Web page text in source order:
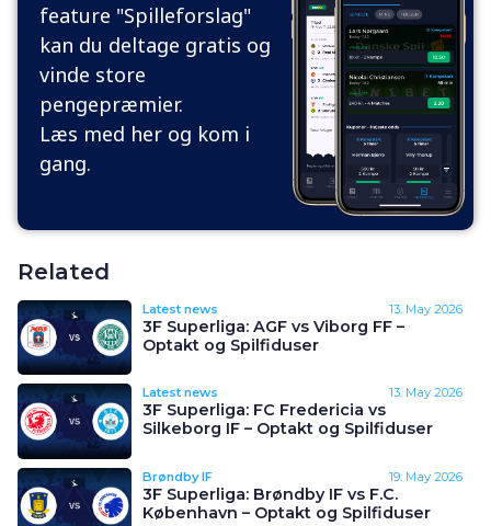
feature "Spilleforslag"
kan du deltage gratis og
vinde store
pengepræmier.
Læs med her og kom i
gang.
Related
Latest news 13. May 2026
3F Superliga: AGF vs Viborg FF –
Optakt og Spilfiduser
Latest news 13. May 2026
3F Superliga: FC Fredericia vs
Silkeborg IF – Optakt og Spilfiduser
Brøndby IF 19. May 2026
3F Superliga: Brøndby IF vs F.C.
København – Optakt og Spilfiduser